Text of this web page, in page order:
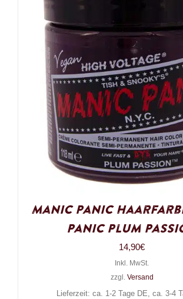
Manic Panic
Panic Plum
14,90€
Inkl. MwSt.
zzgl. Versand
Lieferzeit: ca. 1-2 Tage DE, ca. 3-4